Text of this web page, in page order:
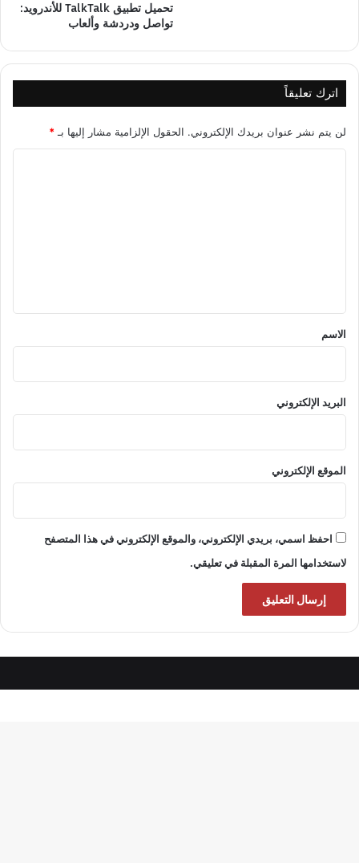
تحميل تطبيق TalkTalk للأندرويد:
تواصل ودردشة وألعاب
اترك تعليقاً
لن يتم نشر عنوان بريدك الإلكتروني. الحقول الإلزامية مشار إليها بـ *
*
الاسم
البريد الإلكتروني
الموقع الإلكتروني
احفظ اسمي، بريدي الإلكتروني، والموقع الإلكتروني في هذا المتصفح
لاستخدامها المرة المقبلة في تعليقي.